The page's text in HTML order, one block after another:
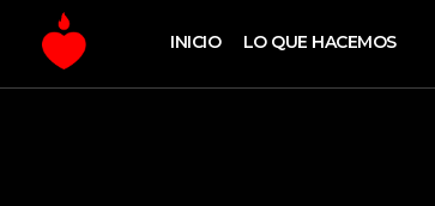
La Fe Digital
INICIO LO QUE HACEMOS